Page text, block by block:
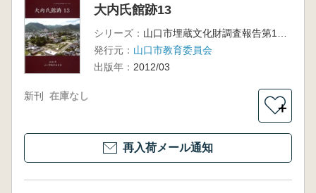
大内氏館跡13
シリーズ：
発行元： 山口市教育委員会
出版年： 2012/03
新刊 在庫なし
＋
再入荷メール通知